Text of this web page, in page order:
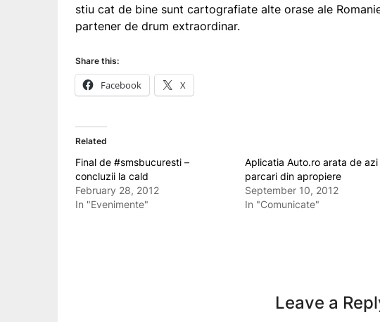
stiu cat de bine sunt cartografiate alte orase ale
partener de drum extraordinar.
Share this:
Facebook X
Related
Final de #smsbucuresti –
concluzii la cald
February 28, 2012
In "Evenimente"
Aplicatia Auto.ro arata de azi
parcari din apropiere
September 10, 2012
In "Comunicate"
Leave a